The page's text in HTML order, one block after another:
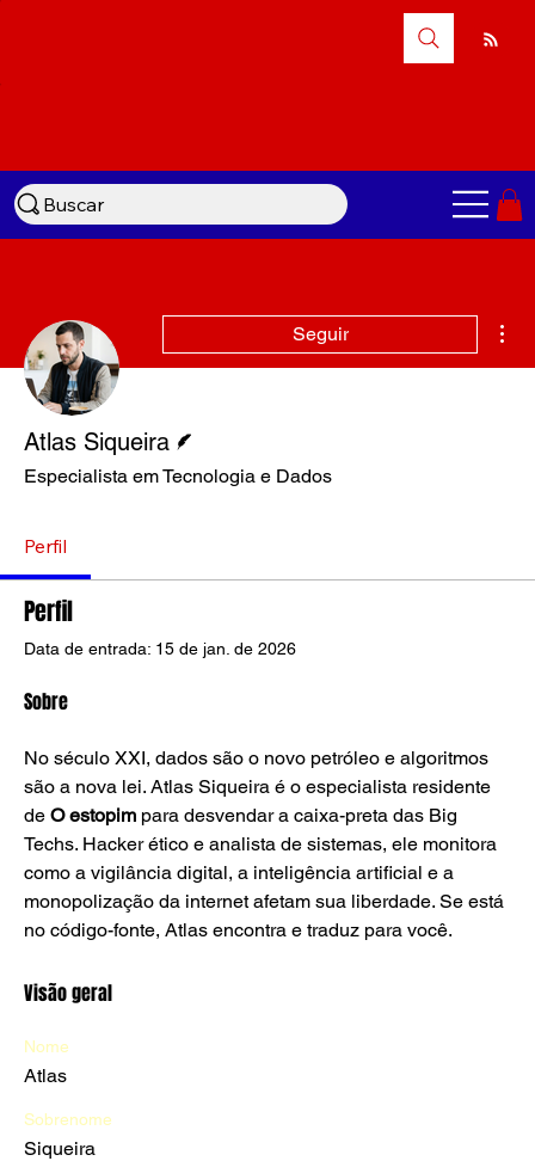
Buscar
Seguir
Atlas Siqueira
Especialista em Tecnologia e Dados
Perfil
Perfil
Data de entrada: 15 de jan. de 2026
Sobre
No século XXI, dados são o novo petróleo e algoritmos
são a nova lei. Atlas Siqueira é o especialista residente
de O estopim para desvendar a caixa-preta das Big
Techs. Hacker ético e analista de sistemas, ele monitora
como a vigilância digital, a inteligência artificial e a
monopolização da internet afetam sua liberdade. Se está
no código-fonte, Atlas encontra e traduz para você.
Visão geral
Nome
Atlas
Sobrenome
Siqueira